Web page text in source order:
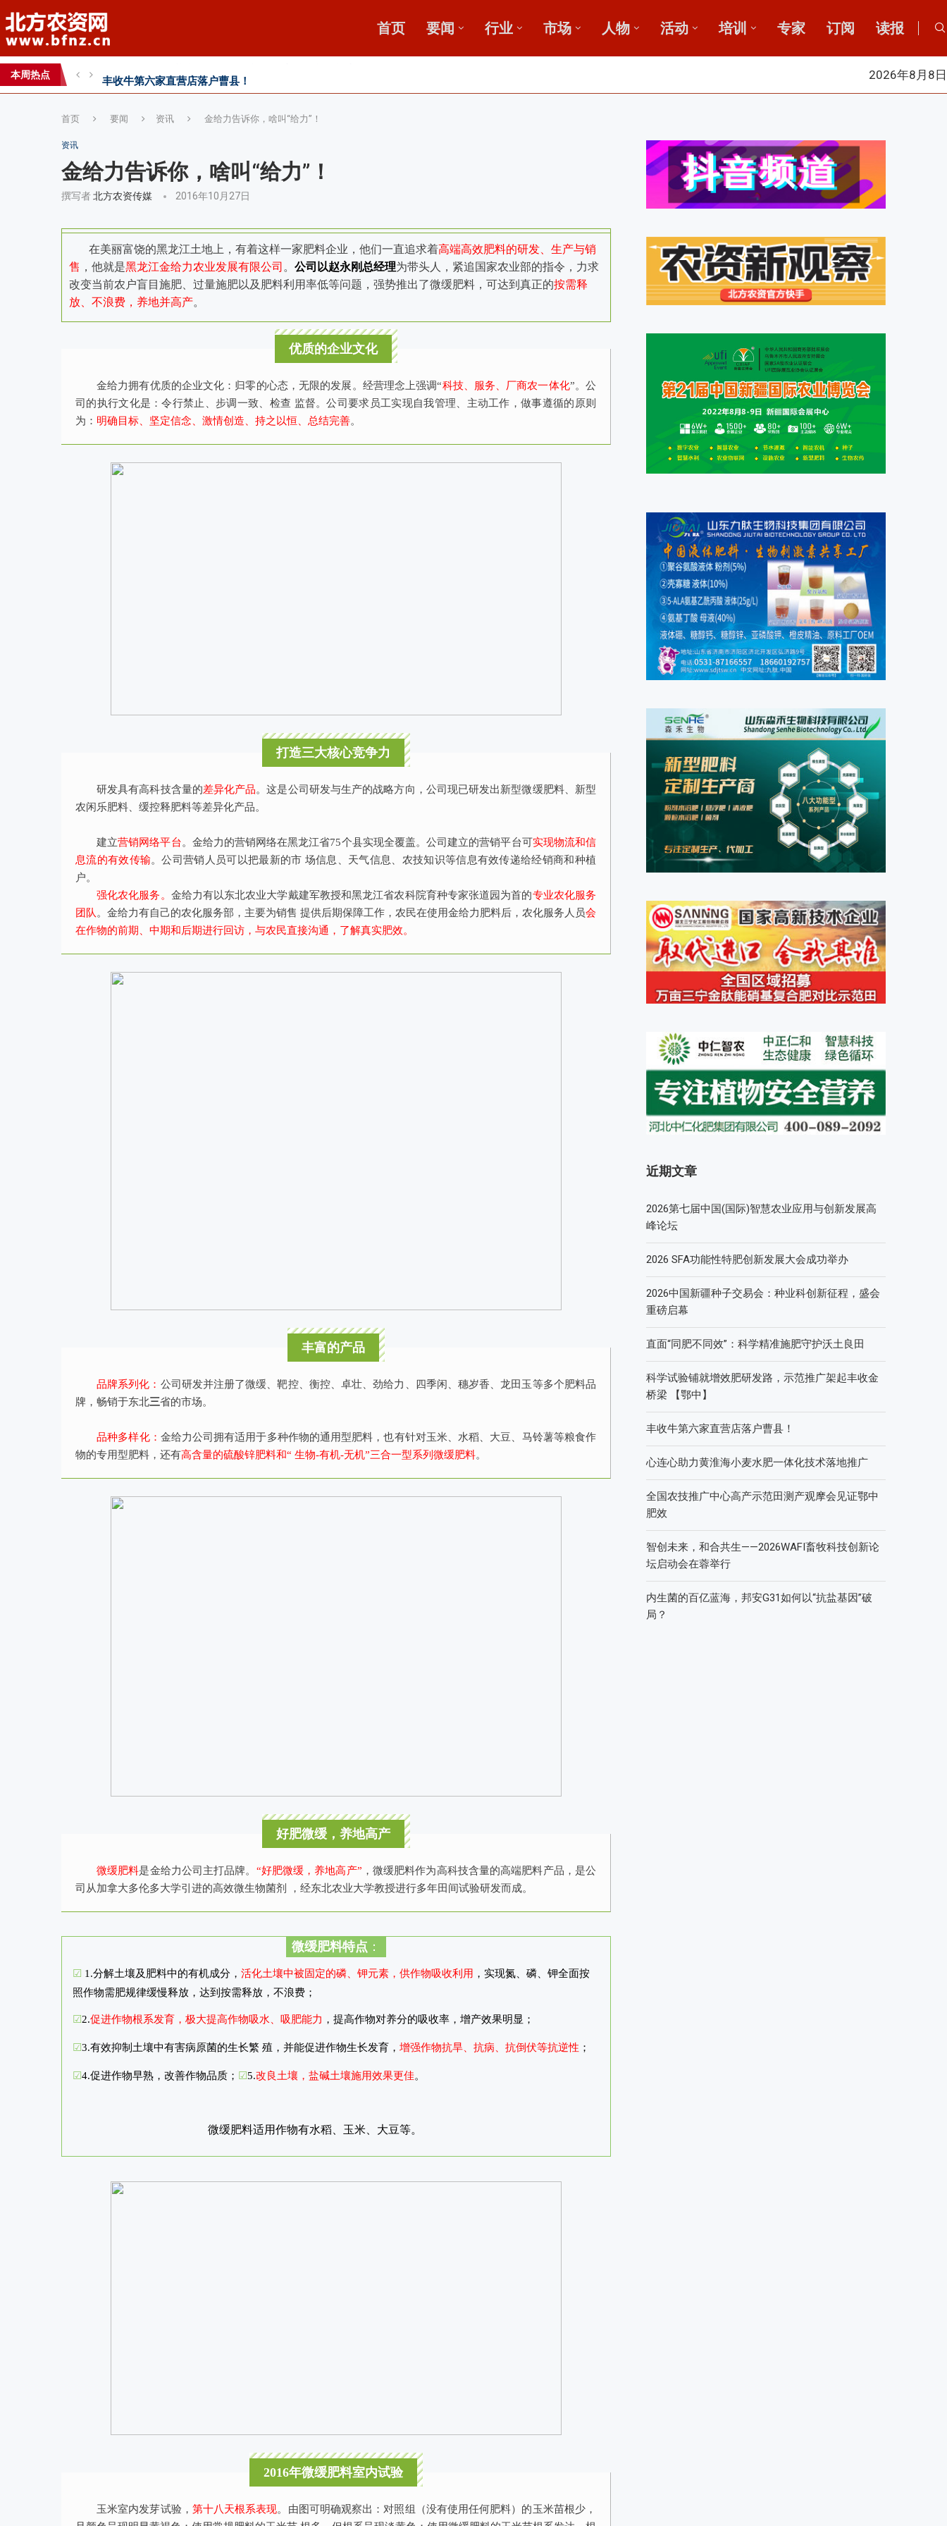
首页 要闻 行业 市场 人物 活动 培训 专家 订阅 读报
本周热点
心连心助力黄淮海小麦水肥一体化技术落地推广
全国农技推广中心高产示范田测产观摩会见证鄂中肥效
2026年8月8日
首页 要闻 资讯 金给力告诉你，啥叫“给力”！
资讯
金给力告诉你，啥叫“给力”！
撰写者北方农资传媒 2016年10月27日
在美丽富饶的黑龙江土地上，有着这样一家肥料企业，他们一直追求着高端高效肥料的研发、生产与销
售 ，他就是黑龙江金给力农业发展有限公司 。 公司以赵永刚总经理为带头人，紧追国家农业部的指令，力求
改变当前农户盲目施肥、过量施肥以及肥料利用率低等问题，强势推出了微缓肥料，可达到真正的按需释
放、不浪费，养地并高产。
优质的企业文化
金给力拥有优质的企业文化：归零的心态，无限的发展。经营理念上强调“科技、服务、厂商农一体化”。公
司的执行文化是：令行禁止、步调一致、检查 监督。公司要求员工实现自我管理、主动工作，做事遵循的原则
为： 明确目标、坚定信念、激情创造、持之以恒、总结完善。
打造三大核心竞争力
研发具有高科技含量的差异化产品。这是公司研发与生产的战略方向，公司现已研发出新型微缓肥料、新型
农闲乐肥料、缓控释肥料等差异化产品。
建立营销网络平台。金给力的营销网络在黑龙江省75个县实现全覆盖。公司建立的营销平台可实现物流和信
息流的有效传输。公司营销人员可以把最新的市 场信息、天气信息、农技知识等信息有效传递给经销商和种植
户。
强化农化服务。 金给力有以东北农业大学戴建军教授和黑龙江省农科院育种专家张道园为首的专业农化服务
团队 。金给力有自己的农化服务部，主要为销售 提供后期保障工作，农民在使用金给力肥料后，农化服务人员会
在作物的前期、中期和后期进行回访，与农民直接沟通，了解真实肥效。
丰富的产品
品牌系列化： 公司研发并注册了微缓、靶控、衡控、卓壮、劲给力、四季闲、穗岁香、龙田玉等多个肥料品
牌，畅销于东北三省的市场。
品种多样化： 金给力公司拥有适用于多种作物的通用型肥料，也有针对玉米、水稻、大豆、马铃薯等粮食作
物的专用型肥料，还有高含量的硫酸锌肥料和“ 生物-有机-无机”三合一型系列微缓肥料。
好肥微缓，养地高产
微缓肥料是金给力公司主打品牌。 “好肥微缓，养地高产” ，微缓肥料作为高科技含量的高端肥料产品，是公
司从加拿大多伦多大学引进的高效微生物菌剂 ，经东北农业大学教授进行多年田间试验研发而成。
微缓肥料特点 ：
☑ 1.分解土壤及肥料中的有机成分， 活化土壤中被固定的磷、钾元素，供作物吸收利用 ，实现氮、磷、钾全面按
照作物需肥规律缓慢释放，达到按需释放，不浪费；
☑2.促进作物根系发育，极大提高作物吸水、吸肥能力 ，提高作物对养分的吸收率，增产效果明显；
☑3.有效抑制土壤中有害病原菌的生长繁 殖，并能促进作物生长发育， 增强作物抗旱、抗病、抗倒伏等抗逆性 ；
☑4.促进作物早熟，改善作物品质； ☑5.改良土壤，盐碱土壤施用效果更佳。
微缓肥料适用作物有水稻、玉米、大豆等。
2016年微缓肥料室内试验
玉米室内发芽试验， 第十八天根系表现。由图可明确观察出：对照组（没有使用任何肥料）的玉米苗根少，
近期文章
2026第七届中国(国际)智慧农业应用与创新发展高
峰论坛
2026 SFA功能性特肥创新发展大会成功举办
2026中国新疆种子交易会：种业科创新征程，盛会
重磅启幕
直面“同肥不同效”：科学精准施肥守护沃土良田
科学试验铺就增效肥研发路，示范推广架起丰收金
桥梁 【鄂中】
丰收牛第六家直营店落户曹县！
心连心助力黄淮海小麦水肥一体化技术落地推广
全国农技推广中心高产示范田测产观摩会见证鄂中
肥效
智创未来，和合共生——2026WAFI畜牧科技创新论
坛启动会在蓉举行
内生菌的百亿蓝海，邦安G31如何以“抗盐基因”破
局？